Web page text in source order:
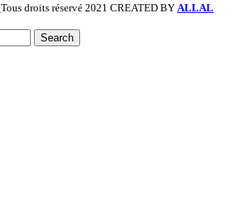
Tous droits réservé 2021 CREATED BY ALLAL
Search